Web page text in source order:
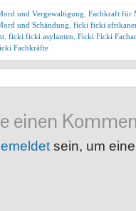
und Vergewaltigung Fachkraft für
und Schändung ficki ficki
ficki ficki asylanten Ficki Ficki
Fachkräfte
einen
sein, um